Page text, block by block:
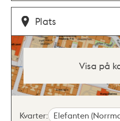
Plats
Visa på
Kvarter: Elefanten